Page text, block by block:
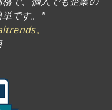
です。"
。